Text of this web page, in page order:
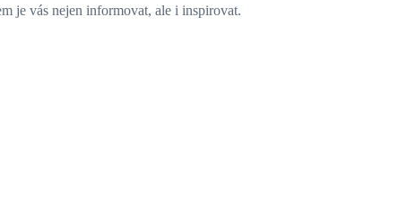
je vás nejen informovat, ale i inspirovat.